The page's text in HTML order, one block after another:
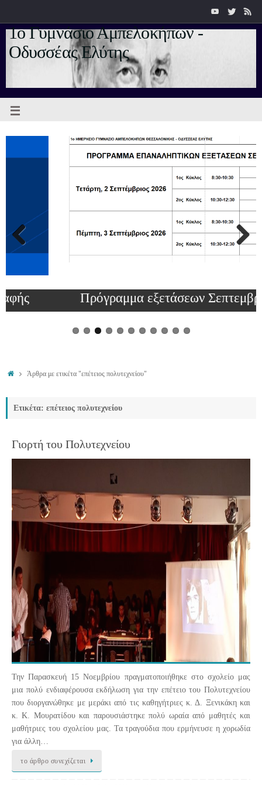
1ο Γυμνάσιο Αμπελοκήπων -
Οδυσσέας Ελύτης
Πρόγραμμα εξετάσεων Σεπτεμβρίου 2026
Άρθρα με ετικέτα "επέτειος πολυτεχνείου"
Ετικέτα: επέτειος πολυτεχνείου
Γιορτή του Πολυτεχνείου
Την Παρασκευή 15 Νοεμβρίου πραγματοποιήθηκε στο σχολείο μας
μια πολύ ενδιαφέρουσα εκδήλωση για την επέτειο του Πολυτεχνείου
που διοργανώθηκε με μεράκι από τις καθηγήτριες κ. Δ. Ξενικάκη και
κ. Κ. Μουρατίδου και παρουσιάστηκε πολύ ωραία από μαθητές και
μαθήτριες του σχολείου μας. Τα τραγούδια που ερμήνευσε η χορωδία
για άλλη…
το άρθρο συνεχίζεται